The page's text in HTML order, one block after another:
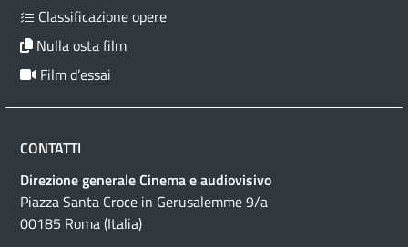
Classificazione opere
Nulla osta film
Film d’essai
CONTATTI
Direzione generale Cinema e audiovisivo
Piazza Santa Croce in Gerusalemme 9/a
00185 Roma (Italia)